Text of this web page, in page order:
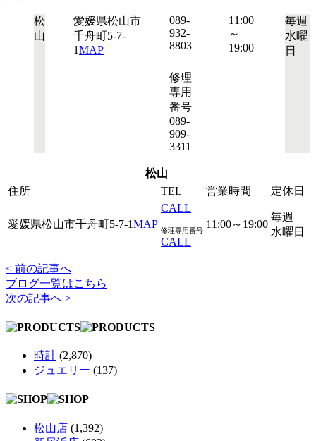
松
山
愛媛県松山市
千舟町5-7-
1MAP
089-
932-
8803
修理
専用
番号
089-
909-
3311
11:00
～
19:00
毎週
水曜
日
松山
住所
TEL 営業時間 定休日
愛媛県松山市千舟町5-7-1MAP
CALL
修理専用番号
CALL
11:00～19:00
毎週
水曜日
< 前の記事へ
ブログ一覧はこちら
次の記事へ >
時計 (2,870)
ジュエリー (137)
松山店 (1,392)